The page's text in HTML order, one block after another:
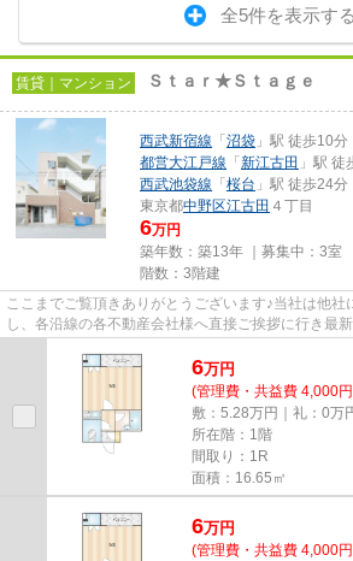
全5件を表示する
賃貸｜マンション Ｓｔａｒ★Ｓｔａｇｅ
西武新宿線 「 沼袋 」駅 徒歩10分
都営大江戸線 「 新江古田 」駅 徒
西武池袋線 「 桜台 」駅 徒歩24分
東京都中野区江古田 ４丁目
6万円
築年数：築13年 ｜募集中： 3室
階数：3階建
ここまでご覧頂きありがとうございます♪当社は他
し、各沿線の各不動産会社様へ直接ご挨拶に行き最
6万円
(管理費・共益費 4,000
敷：5.28万円｜礼：0万
所在階：1階
間取り：1R
面積：16.65㎡
6万円
(管理費・共益費 4,000